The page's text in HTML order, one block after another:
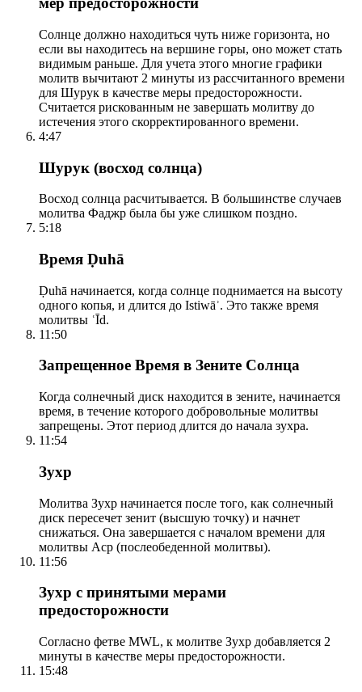
Солнце должно находиться чуть ниже горизонта, но
если вы находитесь на вершине горы, оно может стать
видимым раньше. Для учета этого многие графики
молитв вычитают 2 минуты из рассчитанного времени
для Шурук в качестве меры предосторожности.
Считается рискованным не завершать молитву до
истечения этого скорректированного времени.
4:47
Шурук (восход солнца)
Восход солнца расчитывается. В большинстве случаев
молитва Фаджр была бы уже слишком поздно.
5:18
Время Ḍuhā
Ḍuhā начинается, когда солнце поднимается на высоту
одного копья, и длится до Istiwāʾ. Это также время
молитвы ʿĪd.
11:50
Запрещенное Время в Зените Солнца
Когда солнечный диск находится в зените, начинается
время, в течение которого добровольные молитвы
запрещены. Этот период длится до начала зухра.
11:54
Зухр
Молитва Зухр начинается после того, как солнечный
диск пересечет зенит (высшую точку) и начнет
снижаться. Она завершается с началом времени для
молитвы Аср (послеобеденной молитвы).
11:56
Зухр с принятыми мерами
предосторожности
Согласно фетве MWL, к молитве Зухр добавляется 2
минуты в качестве меры предосторожности.
15:48